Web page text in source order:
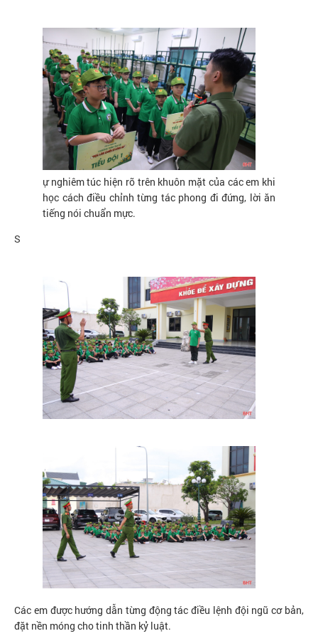
ự nghiêm túc hiện rõ trên khuôn mặt của các em khi
học cách điều chỉnh từng tác phong đi đứng, lời ăn
tiếng nói chuẩn mực.
S
Các em được hướng dẫn từng động tác điều lệnh đội ngũ cơ bản,
đặt nền móng cho tinh thần kỷ luật.